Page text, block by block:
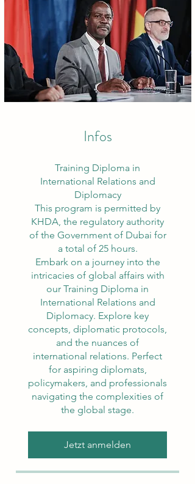
Infos
Training Diploma in
International Relations and
Diplomacy
This program is permitted by
KHDA, the regulatory authority
of the Government of Dubai for
a total of 25 hours.
Embark on a journey into the
intricacies of global affairs with
our Training Diploma in
International Relations and
Diplomacy. Explore key
concepts, diplomatic protocols,
and the nuances of
international relations. Perfect
for aspiring diplomats,
policymakers, and professionals
navigating the complexities of
the global stage.
Jetzt anmelden